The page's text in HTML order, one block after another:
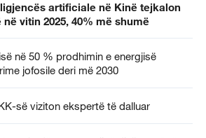
artificiale në Kinë tejkalon
vitin 2025, 40% më shumë
në 50 % prodhimin e energjisë
jofosile deri më 2030
së viziton ekspertë të dalluar